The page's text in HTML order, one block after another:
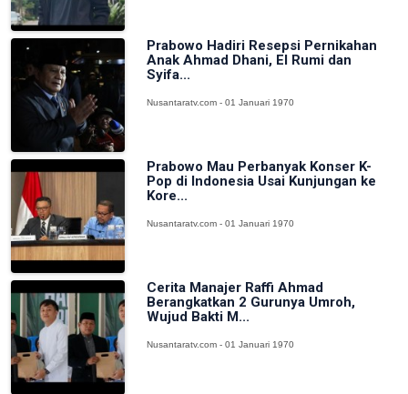
Prabowo Hadiri Resepsi Pernikahan
Anak Ahmad Dhani, El Rumi dan
Syifa...
Nusantaratv.com - 01 Januari 1970
Prabowo Mau Perbanyak Konser K-
Pop di Indonesia Usai Kunjungan ke
Kore...
Nusantaratv.com - 01 Januari 1970
Cerita Manajer Raffi Ahmad
Berangkatkan 2 Gurunya Umroh,
Wujud Bakti M...
Nusantaratv.com - 01 Januari 1970